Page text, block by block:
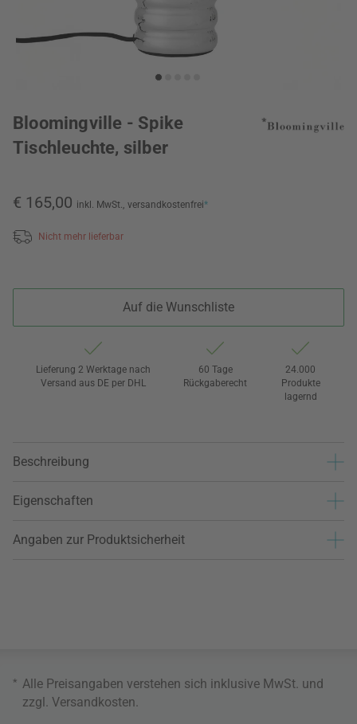
Bloomingville - Spike
Tischleuchte, silber
€ 165,00 inkl. MwSt., versandkostenfrei*
Nicht mehr lieferbar
Auf die Wunschliste
Lieferung 2 Werktage nach
Versand aus DE per DHL
60 Tage
Rückgaberecht
24.000
Produkte
lagernd
Beschreibung
Eigenschaften
Angaben zur Produktsicherheit
* Alle Preisangaben verstehen sich inklusive MwSt. und
zzgl. Versandkosten